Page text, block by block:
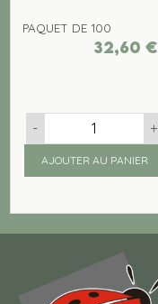
PAQUET DE 100
32,60 €
- +
AJOUTER AU PANIER